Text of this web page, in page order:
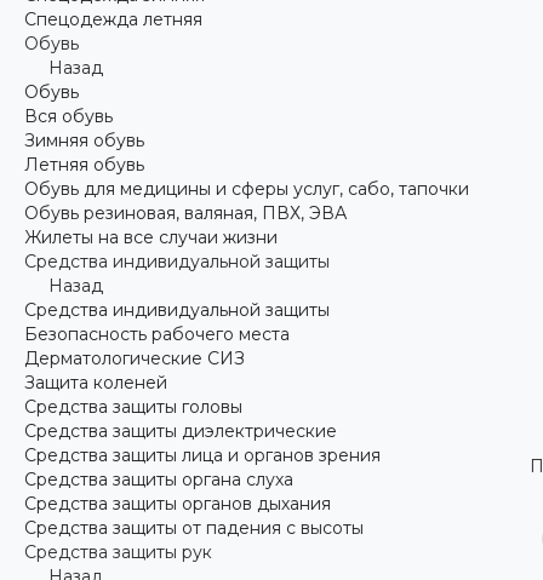
Спецодежда летняя
Обувь
Назад
Обувь
Вся обувь
Зимняя обувь
Летняя обувь
Обувь для медицины и сферы услуг, сабо, тапочки
Обувь резиновая, валяная, ПВХ, ЭВА
Жилеты на все случаи жизни
Средства индивидуальной защиты
Назад
Средства индивидуальной защиты
Безопасность рабочего места
Дерматологические СИЗ
Защита коленей
Средства защиты головы
Средства защиты диэлектрические
Средства защиты лица и органов зрения
Средства защиты органа слуха
Средства защиты органов дыхания
Средства защиты от падения с высоты
Средства защиты рук